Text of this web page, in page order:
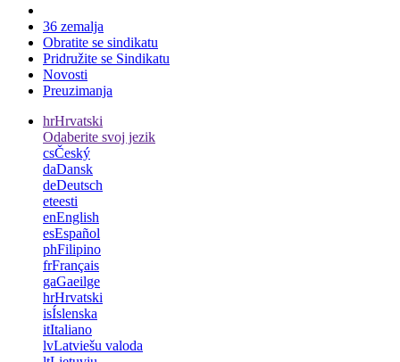
36 zemalja
Obratite se sindikatu
Pridružite se Sindikatu
Novosti
Preuzimanja
hrHrvatski
Odaberite svoj jezik
csČeský
daDansk
deDeutsch
eteesti
enEnglish
esEspañol
phFilipino
frFrançais
gaGaeilge
hrHrvatski
isÍslenska
itItaliano
lvLatviešu valoda